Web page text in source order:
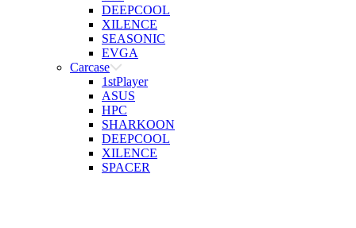
DEEPCOOL
XILENCE
SEASONIC
EVGA
Carcase
1stPlayer
ASUS
HPC
SHARKOON
DEEPCOOL
XILENCE
SPACER